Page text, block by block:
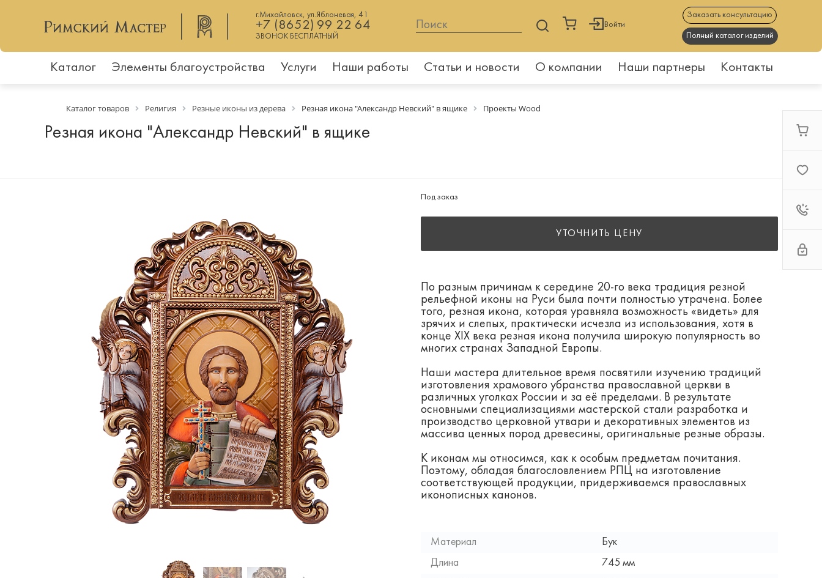
г.Михайловск, ул.Яблоневая, 41
+7 (8652) 99 22 64
ЗВОНОК БЕСПЛАТНЫЙ
Войти
Заказать консультацию
Полный каталог изделий
Каталог Элементы благоустройства Услуги Наши работы Статьи и новости О компании Наши партнеры Контакты
Каталог товаров Религия Резные иконы из дерева Резная икона "Александр Невский" в ящике Проекты Wood
Резная икона "Александр Невский" в ящике
Под заказ
УТОЧНИТЬ ЦЕНУ
По разным причинам к середине 20-го века традиция резной
рельефной иконы на Руси была почти полностью утрачена. Более
того, резная икона, которая уравняла возможность «видеть» для
зрячих и слепых, практически исчезла из использования, хотя в
конце XIX века резная икона получила широкую популярность во
многих странах Западной Европы.
Наши мастера длительное время посвятили изучению традиций
изготовления храмового убранства православной церкви в
различных уголках России и за её пределами. В результате
основными специализациями мастерской стали разработка и
производство церковной утвари и декоративных элементов из
массива ценных пород древесины, оригинальные резные образы.
К иконам мы относимся, как к особым предметам почитания.
Поэтому, обладая благословлением РПЦ на изготовление
соответствующей продукции, придерживаемся православных
иконописных канонов.
Материал
Бук
Длина
745 мм